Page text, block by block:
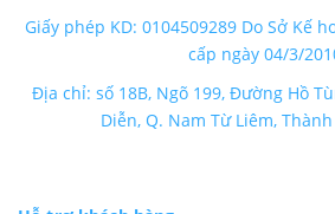
Giấy phép KD: 0104509289 Do Sở Kế
cấp ngày 04/3/
Địa chỉ: số 18B, Ngõ 199, Đường Hồ
Diễn, Q. Nam Từ Liêm,